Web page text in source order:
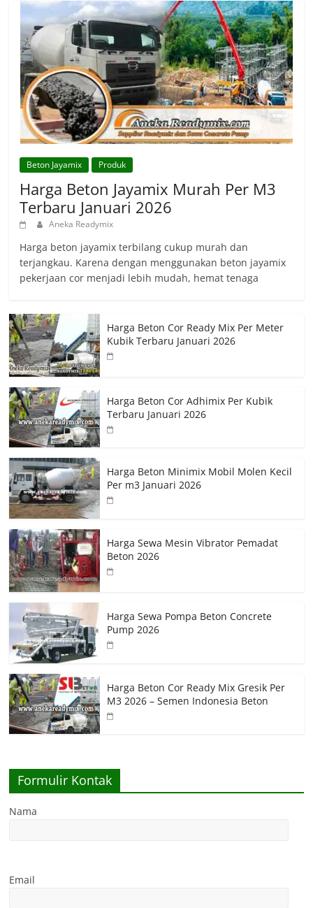
Beton Jayamix Produk
Harga Beton Jayamix Murah Per M3
Terbaru Januari 2026
Aneka Readymix
Harga beton jayamix terbilang cukup murah dan
terjangkau. Karena dengan menggunakan beton jayamix
pekerjaan cor menjadi lebih mudah, hemat tenaga
Harga Beton Cor Ready Mix Per Meter
Kubik Terbaru Januari 2026
Harga Beton Cor Adhimix Per Kubik
Terbaru Januari 2026
Harga Beton Minimix Mobil Molen Kecil
Per m3 Januari 2026
Harga Sewa Mesin Vibrator Pemadat
Beton 2026
Harga Sewa Pompa Beton Concrete
Pump 2026
Harga Beton Cor Ready Mix Gresik Per
M3 2026 – Semen Indonesia Beton
Formulir Kontak
Nama
Email